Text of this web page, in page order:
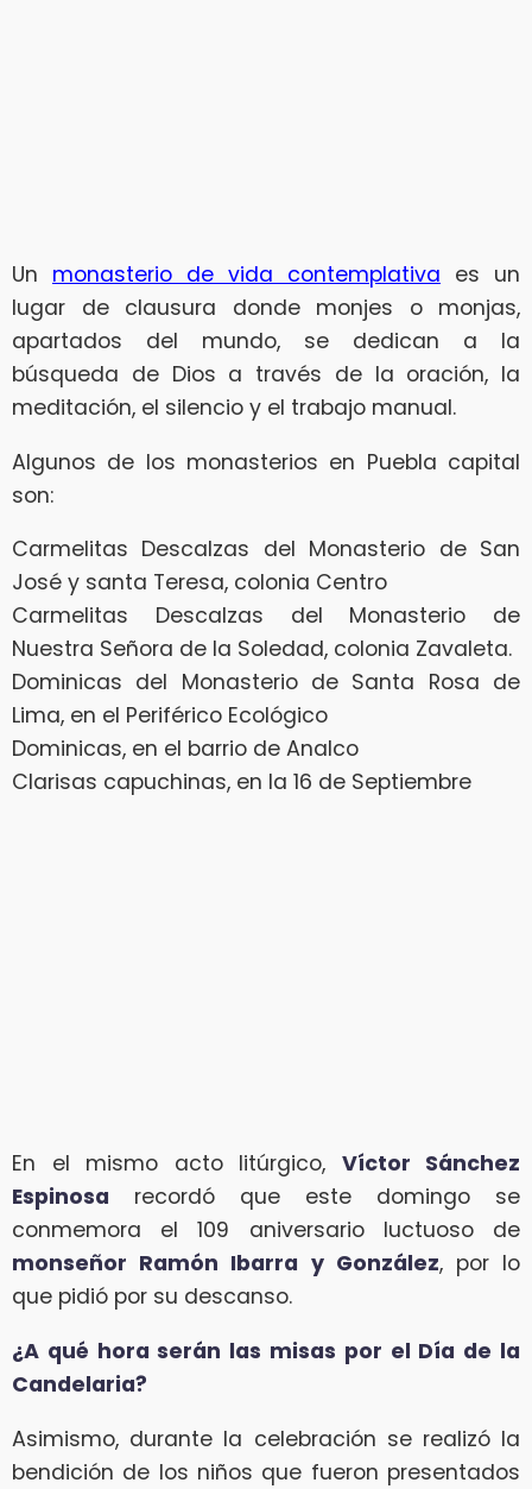
Un monasterio de vida contemplativa es un
lugar de clausura donde monjes o monjas,
apartados del mundo, se dedican a la
búsqueda de Dios a través de la oración, la
meditación, el silencio y el trabajo manual.
Algunos de los monasterios en Puebla capital
son:
Carmelitas Descalzas del Monasterio de San
José y santa Teresa, colonia Centro
Carmelitas Descalzas del Monasterio de
Nuestra Señora de la Soledad, colonia Zavaleta.
Dominicas del Monasterio de Santa Rosa de
Lima, en el Periférico Ecológico
Dominicas, en el barrio de Analco
Clarisas capuchinas, en la 16 de Septiembre
En el mismo acto litúrgico, Víctor Sánchez
Espinosa recordó que este domingo se
conmemora el 109 aniversario luctuoso de
monseñor Ramón Ibarra y González, por lo
que pidió por su descanso.
¿A qué hora serán las misas por el Día de la
Candelaria?
Asimismo, durante la celebración se realizó la
bendición de los niños que fueron presentados